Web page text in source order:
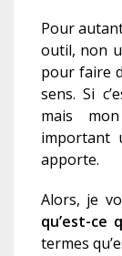
Pour
outil, non
pour faire
sens.Si
mais
important
apporte.
Alors, je
qu’est-ce
termes